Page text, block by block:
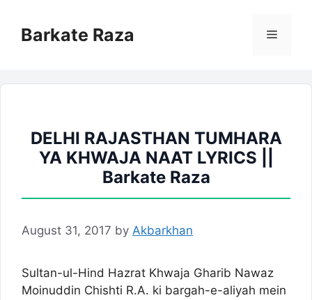
contentBarkate Raza Menu
DELHI RAJASTHAN TUMHARA
YA KHWAJA NAAT LYRICS ||
Barkate Raza
August 31, 2017 by Akbarkhan
Sultan-ul-Hind Hazrat Khwaja Gharib Nawaz
Moinuddin Chishti R.A. ki bargah-e-aliyah mein